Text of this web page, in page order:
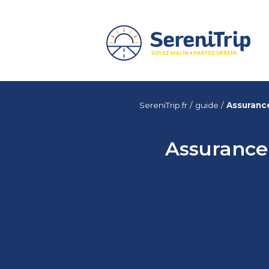
SereniTrip.fr / guide /